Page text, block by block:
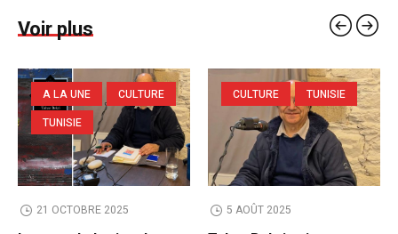
Voir plus
A LA UNE
CULTURE
TUNISIE
21 OCTOBRE 2025
CULTURE TUNISIE
5 AOÛT 2025